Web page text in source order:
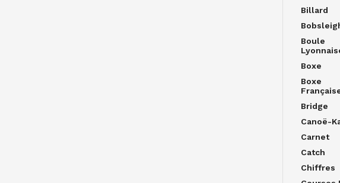
Billard
Boule
Boxe
Boxe
Bridge
Canoë-
Carnet
Catch
Chiffres